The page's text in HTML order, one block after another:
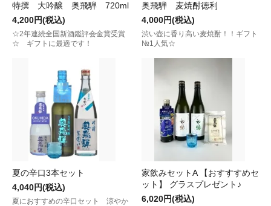
特撰 大吟醸 奥飛騨 720ml
4,200円(税込)
☆2年連続全国新酒鑑評会金賞受賞
☆ ギフトに最適です！
奥飛騨 麦焼酎徳利
4,000円(税込)
渋い壺に香り高い麦焼酎！！ギフト
№1人気☆
夏の辛口3本セット
4,040円(税込)
夏におすすめの辛口セット 涼やか
家飲みセットA 【おすすすめセ
ット】 グラスプレゼント♪
6,020円(税込)